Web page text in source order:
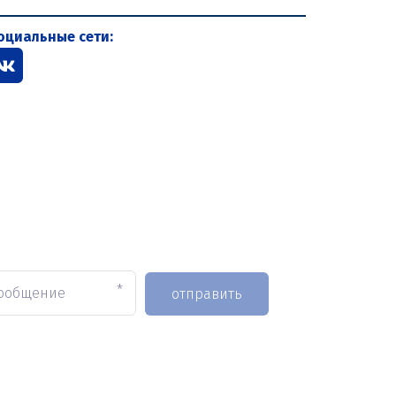
сети:
* отправить